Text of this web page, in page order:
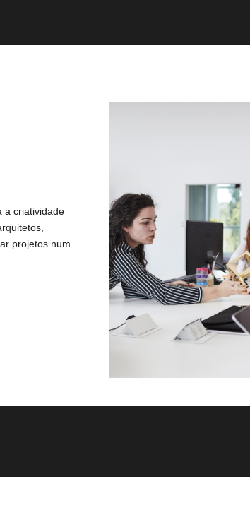
a criatividade
projetos num